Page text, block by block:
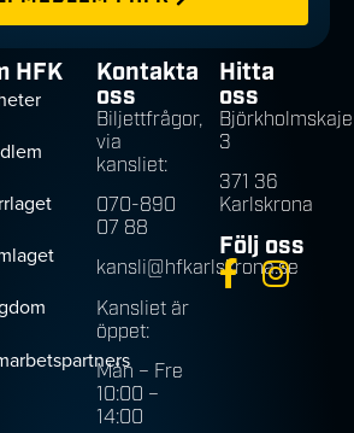
HFK Kontakta
oss
Biljettfrågor,
via
kansliet:
070-890
07 88
kansli@hfkarlskrona.se
Kansliet är
öppet:
Mån – Fre
10:00 –
14:00
Hitta
oss
3
371 36
Karlskrona
Följ oss